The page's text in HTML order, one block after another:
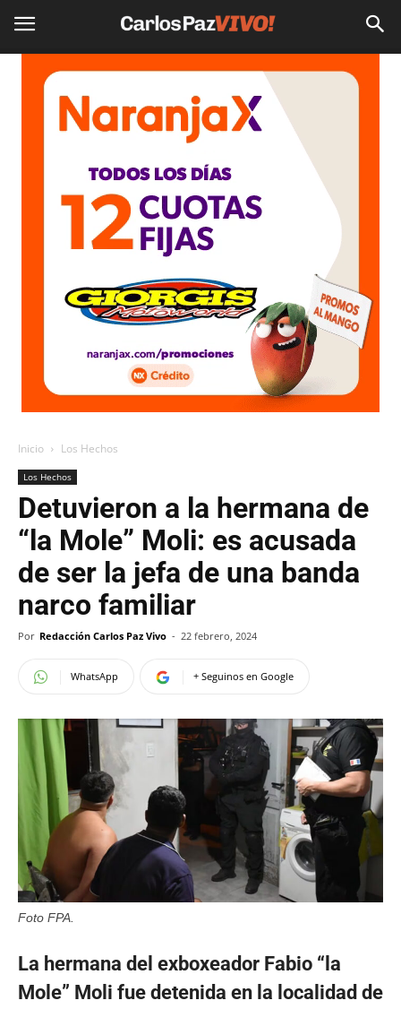
Inicio Los Hechos
Los Hechos
Detuvieron a la hermana de
“la Mole” Moli: es acusada
de ser la jefa de una banda
narco familiar
Por Redacción Carlos Paz Vivo - 22 febrero, 2024
WhatsApp + Seguinos en Google
Foto FPA.
La hermana del exboxeador Fabio “la
Mole” Moli fue detenida en la localidad de